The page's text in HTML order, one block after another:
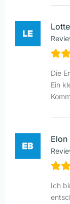
Die
Ein
Elon
Ich